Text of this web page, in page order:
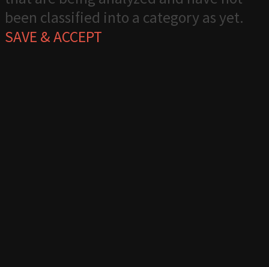
been classified into a category as yet.
SAVE & ACCEPT